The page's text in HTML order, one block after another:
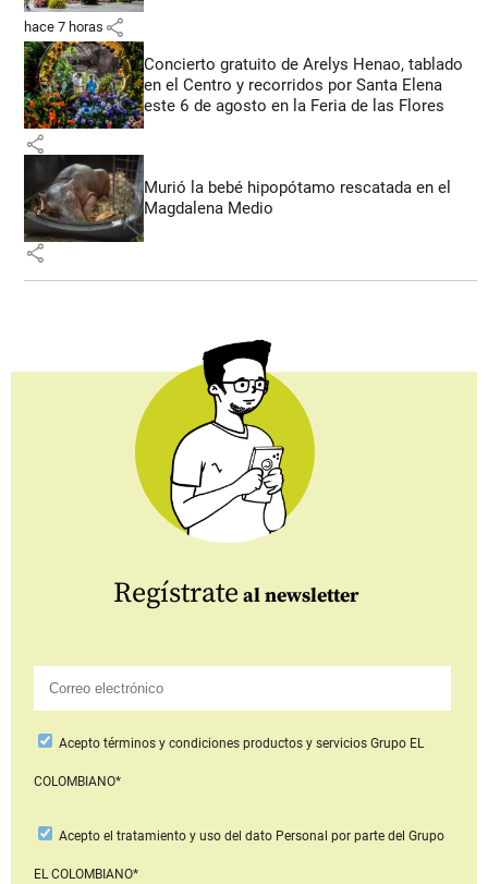
hace 7 horas share
Concierto gratuito de Arelys Henao, tablado
en el Centro y recorridos por Santa Elena
este 6 de agosto en la Feria de las Flores
share
Murió la bebé hipopótamo rescatada en el
Magdalena Medio
share
Regístrate al newsletter
Aceptotérminos y condiciones productos y serviciosGrupo EL
COLOMBIANO*
Acepto el tratamiento y uso del dato Personal por parte del Grupo
EL COLOMBIANO*